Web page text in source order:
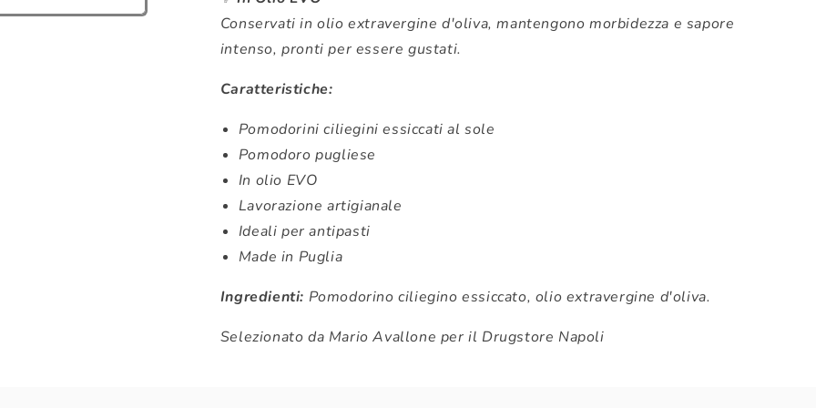
Conservati in olio extravergine d'oliva, mantengono morbidezza e sapore
intenso, pronti per essere gustati.
Caratteristiche:
Pomodorini ciliegini essiccati al sole
Pomodoro pugliese
In olio EVO
Lavorazione artigianale
Ideali per antipasti
Made in Puglia
Ingredienti: Pomodorino ciliegino essiccato, olio extravergine d'oliva.
Selezionato da Mario Avallone per il Drugstore Napoli